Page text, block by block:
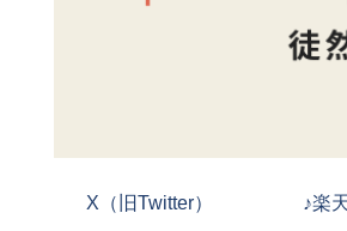
X（旧Twitter） ♪楽